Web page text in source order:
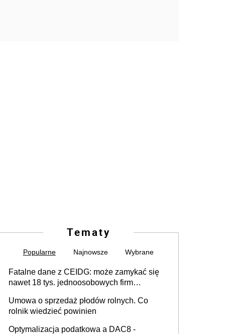
Tematy
Popularne Najnowsze Wybrane
Fatalne dane z CEIDG: może zamykać się
nawet 18 tys. jednoosobowych firm
Umowa o sprzedaż płodów rolnych. Co
rolnik wiedzieć powinien
Optymalizacja podatkowa a DAC8 -